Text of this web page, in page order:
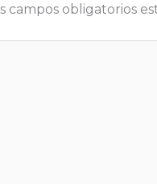
campos obligatorios